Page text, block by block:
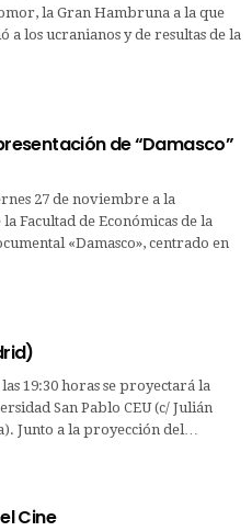
la Gran Hambruna a la que
a los ucranianos y de resultas de la
de “Damasco”
27 de noviembre a la
Facultad de Económicas de la
«Damasco», centrado en
19:30 horas se proyectará la
San Pablo CEU (c/ Julián
Junto a la proyección del…
Cine